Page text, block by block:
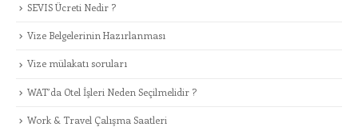
SEVIS Ücreti Nedir ?
Vize Belgelerinin Hazırlanması
Vize mülakatı soruları
WAT’da Otel İşleri Neden Seçilmelidir ?
Work & Travel Çalışma Saatleri